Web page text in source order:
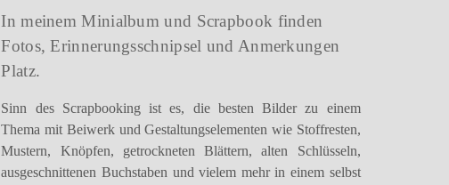
In meinem Minialbum und Scrapbook finden
Fotos, Erinnerungsschnipsel und Anmerkungen
Platz.
Sinn des Scrapbooking ist es, die besten Bilder zu einem
Thema mit Beiwerk und Gestaltungselementen wie Stoffresten,
Mustern, Knöpfen, getrockneten Blättern, alten Schlüsseln,
ausgeschnittenen Buchstaben und vielem mehr in einem selbst